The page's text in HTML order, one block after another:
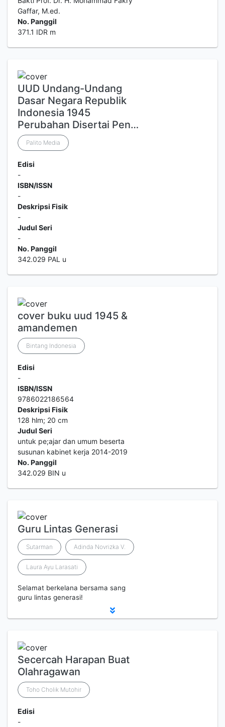
Gaffar, M.ed.
No. Panggil
371.1 IDR m
UUD Undang-Undang
Dasar Negara Republik
Indonesia 1945
Perubahan Disertai Pen…
Palito Media
Edisi
-
ISBN/ISSN
-
Deskripsi Fisik
-
Judul Seri
-
No. Panggil
342.029 PAL u
cover buku uud 1945 &
amandemen
Bintang Indonesia
Edisi
-
ISBN/ISSN
9786022186564
Deskripsi Fisik
128 hlm; 20 cm
Judul Seri
untuk pe;ajar dan umum beserta
susunan kabinet kerja 2014-2019
No. Panggil
342.029 BIN u
Guru Lintas Generasi
Sutarman Adinda Novrizka V.
Laura Ayu Larasati
Selamat berkelana bersama sang
guru lintas generasi!
Secercah Harapan Buat
Olahragawan
Toho Cholik Mutohir
Edisi
-